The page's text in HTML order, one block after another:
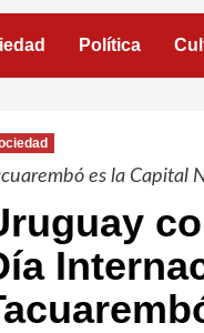
Política
es la Capital